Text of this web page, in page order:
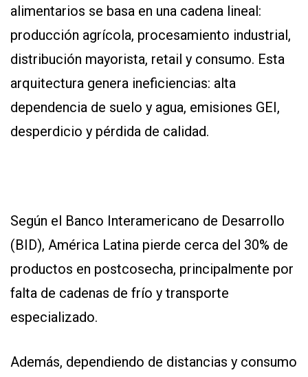
alimentarios se basa en una cadena lineal:
producción agrícola, procesamiento industrial,
distribución mayorista, retail y consumo. Esta
arquitectura genera ineficiencias: alta
dependencia de suelo y agua, emisiones GEI,
desperdicio y pérdida de calidad.
Según el Banco Interamericano de Desarrollo
(BID), América Latina pierde cerca del 30% de
productos en postcosecha, principalmente por
falta de cadenas de frío y transporte
especializado.
Además, dependiendo de distancias y consumo